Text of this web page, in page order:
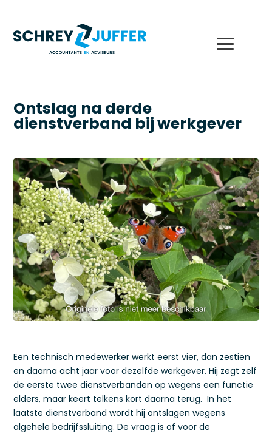
Ontslag na derde
dienstverband bij werkgever
Een technisch medewerker werkt eerst vier, dan zestien
en daarna acht jaar voor dezelfde werkgever. Hij zegt zelf
de eerste twee dienstverbanden op wegens een functie
elders, maar keert telkens kort daarna terug. In het
laatste dienstverband wordt hij ontslagen wegens
algehele bedrijfssluiting. De vraag is of voor de